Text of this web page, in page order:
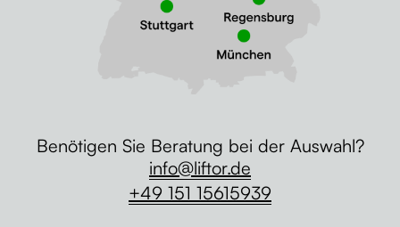
Benötigen Sie Beratung bei der Auswahl?
info@liftor.de
+49 151 15615939